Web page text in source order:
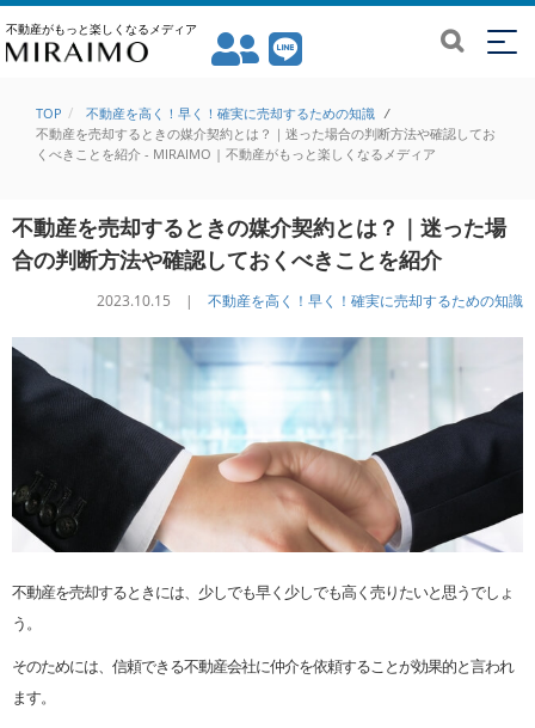
不動産がもっと楽しくなるメディア
TOP 不動産を高く！早く！確実に売却するための知識 /
不動産を売却するときの媒介契約とは？｜迷った場合の判断方法や確認してお
くべきことを紹介 - MIRAIMO | 不動産がもっと楽しくなるメディア
不動産を売却するときの媒介契約とは？｜迷った場
合の判断方法や確認しておくべきことを紹介
2023.10.15 | 不動産を高く！早く！確実に売却するための知識
不動産を売却するときには、少しでも早く少しでも高く売りたいと思うでしょ
う。
そのためには、信頼できる不動産会社に仲介を依頼することが効果的と言われ
ます。